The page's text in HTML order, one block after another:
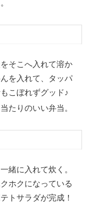
そこへ入れて溶か
を入れて、タッパ
こぼれずグッド♪
たりのいい弁当。
緒に入れて炊く。
ホクになっている
トサラダが完成！